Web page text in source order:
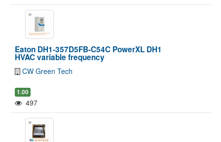
Eaton DH1-357D5FB-C54C PowerXL DH1
HVAC variable frequency
CW Green Tech
1.00
497